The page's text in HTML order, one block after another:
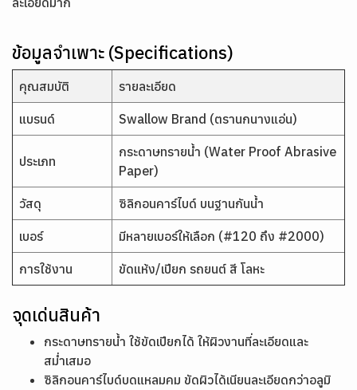
ข้อมูลจำเพาะ (Specifications)
คุณสมบัติ รายละเอียด
แบรนด์ Swallow Brand (ตรานกนางแอ่น)
ประเภท
กระดาษทรายน้ำ (Water Proof Abrasive
Paper)
วัสดุ ซิลิกอนคาร์ไบด์ บนฐานกันน้ำ
เบอร์ มีหลายเบอร์ให้เลือก (#120 ถึง #2000)
การใช้งาน ขัดแห้ง/เปียก รถยนต์ สี โลหะ
จุดเด่นสินค้า
กระดาษทรายน้ำ ใช้ขัดเปียกได้ ให้ผิวงานที่ละเอียดและ
สม่ำเสมอ
ซิลิกอนคาร์ไบด์บดแหลมคม ขัดผิวได้เนียนละเอียดกว่าอลูมิ